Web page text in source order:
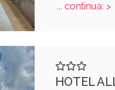
... continua: >
HOTEL